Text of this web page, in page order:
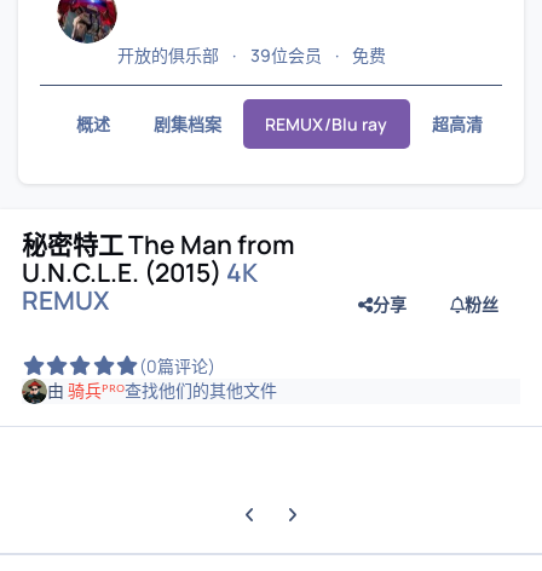
开放的俱乐部 39位会员 免费
概述 剧集档案 REMUX/Blu ray 超高清
秘密特工 The Man from
U.N.C.L.E. (2015) 4K
REMUX
(0篇评论)
分享 粉丝
由骑兵ᴾᴿᴼ查找他们的其他文件
上一张轮播幻灯片
下一张轮播幻灯片